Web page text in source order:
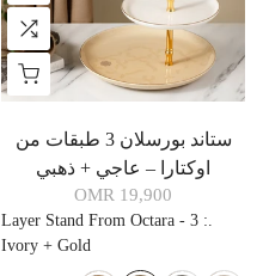
ستاند بورسلان 3 طبقات من
اوكتارا – عاجي + ذهبي
19,900 OMR
.
:
3 Layer Stand From Octara -
Ivory + Gold